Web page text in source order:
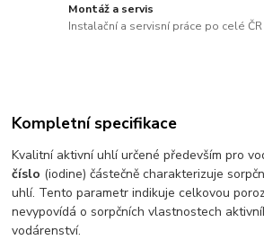
Montáž a servis
Instalační a servisní práce po celé ČR
Kompletní specifikace
Kvalitní aktivní uhlí určené především pro
číslo (iodine) částečně charakterizuje
uhlí. Tento parametr indikuje celkovou
nevypovídá o sorpčních vlastnostech
vodárenství.